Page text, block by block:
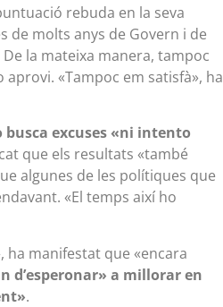
rebuda en la seva
de molts anys de Govern i de
De la mateixa manera, tampoc
«Tampoc em satisfà», ha
busca excuses «ni intento
que els resultats «també
algunes de les polítiques que
«El temps així ho
ha manifestat que «encara
d’esperonar» a millorar en
.